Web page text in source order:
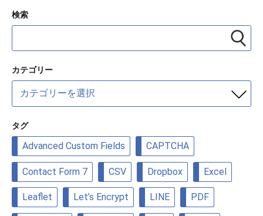
検索
カテゴリー
カ
ゴ
リ
ー
タグ
Advanced Custom Fields CAPTCHA
Contact Form 7 CSV Dropbox Excel
Leaflet Let’s Encrypt LINE PDF